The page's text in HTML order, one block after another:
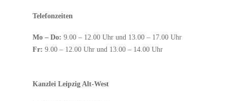
Telefonzeiten
Mo – Do: 9.00 – 12.00 Uhr und 13.00 – 17.00 Uhr
Fr: 9.00 – 12.00 Uhr und 13.00 – 14.00 Uhr
Kanzlei Leipzig Alt-West